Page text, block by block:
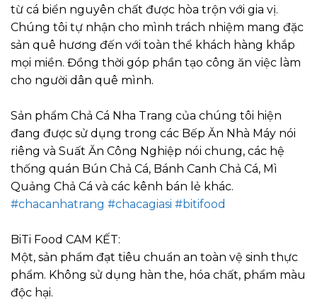
từ cá biển nguyên chất được hòa trộn với gia vị.
Chúng tôi tự nhận cho mình trách nhiệm mang đặc
sản quê hương đến với toàn thể khách hàng khắp
mọi miền. Đồng thời góp phần tạo công ăn việc làm
cho người dân quê mình.
Sản phẩm Chả Cá Nha Trang của chúng tôi hiện
đang được sử dụng trong các Bếp Ăn Nhà Máy nói
riêng và Suất Ăn Công Nghiệp nói chung, các hệ
thống quán Bún Chả Cá, Bánh Canh Chả Cá, Mì
Quảng Chả Cá và các kênh bán lẻ khác.
#chacanhatrang #chacagiasi #bitifood
BiTi Food CAM KẾT:
Một, sản phẩm đạt tiêu chuẩn an toàn vệ sinh thực
phẩm. Không sử dụng hàn the, hóa chất, phẩm màu
độc hại.